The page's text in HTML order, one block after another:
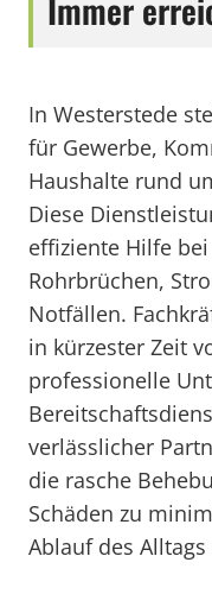
Immer
In Westerstede
für Gewerbe,
Haushalte rund
Diese
effiziente Hilfe
Rohrbrüchen,
Notfällen.
in kürzester Zeit
professionelle
verlässlicher
die rasche
Schäden zu
Ablauf des